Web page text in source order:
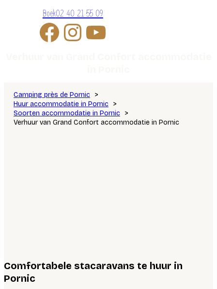
Boek02 40 21 55 09
Camping près de Pornic
Huur accommodatie in Pornic
Soorten accommodatie in Pornic
Verhuur van Grand Confort accommodatie in Pornic
Comfortabele stacaravans te huur in
Pornic